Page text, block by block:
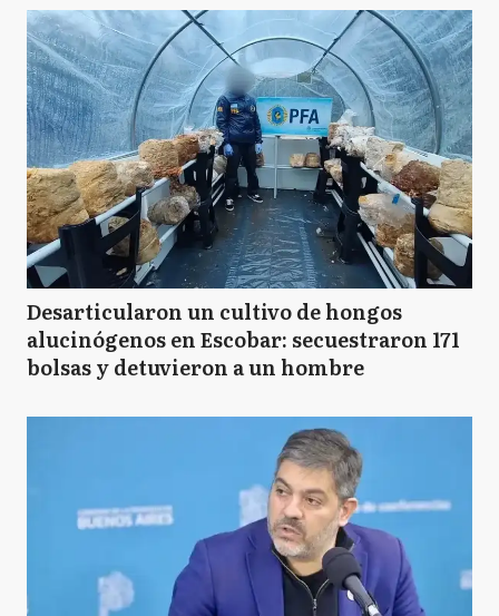
Desarticularon un cultivo de hongos
alucinógenos en Escobar: secuestraron 171
bolsas y detuvieron a un hombre